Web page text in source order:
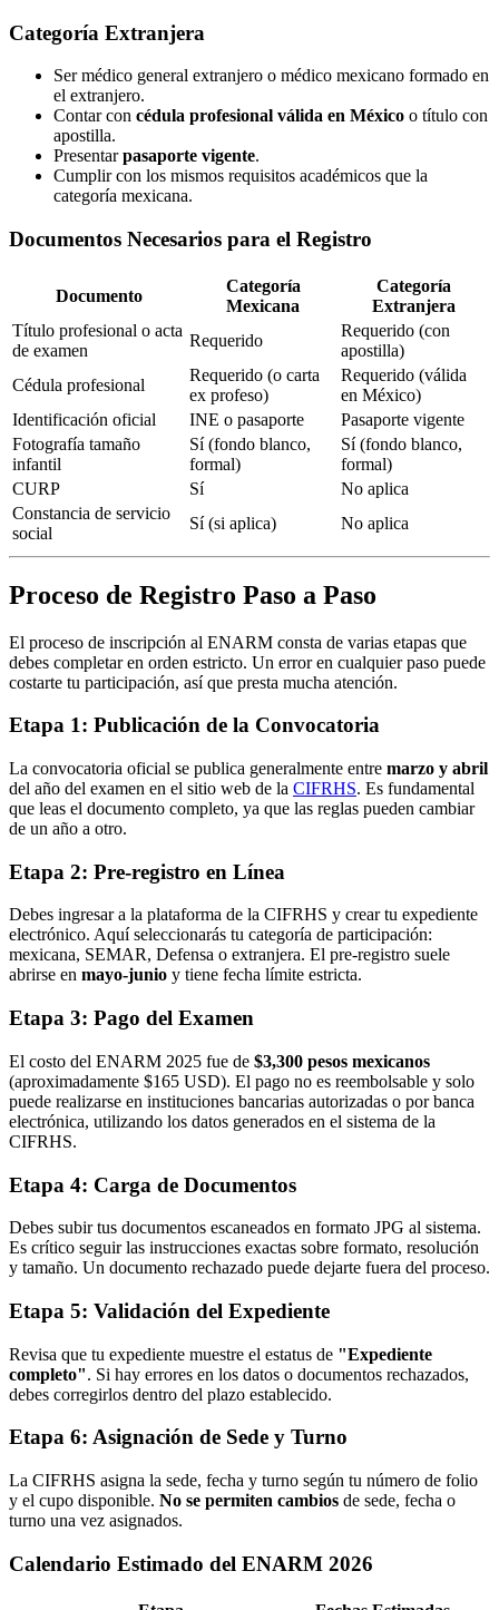
Categoría Extranjera
Ser médico general extranjero o médico mexicano formado en
el extranjero.
Contar con cédula profesional válida en México o título con
apostilla.
Presentarpasaporte vigente.
Cumplir con los mismos requisitos académicos que la
categoría mexicana.
Documentos Necesarios para el Registro
Documento
Categoría
Mexicana
Categoría
Extranjera
Título profesional o acta
de examen
Requerido
Requerido (con
apostilla)
Cédula profesional
Requerido (o carta
ex profeso)
Requerido (válida
en México)
Identificación oficial
INE o pasaporte
Pasaporte vigente
Fotografía tamaño
infantil
Sí (fondo blanco,
formal)
Sí (fondo blanco,
formal)
CURP
Sí
No aplica
Constancia de servicio
social
Sí (si aplica) No aplica
Proceso de Registro Paso a Paso
El proceso de inscripción al ENARM consta de varias etapas que
debes completar en orden estricto. Un error en cualquier paso puede
costarte tu participación, así que presta mucha atención.
Etapa 1: Publicación de la Convocatoria
La convocatoria oficial se publica generalmente entre marzo y abril
del año del examen en el sitio web de la CIFRHS. Es fundamental
que leas el documento completo, ya que las reglas pueden cambiar
de un año a otro.
Etapa 2: Pre-registro en Línea
Debes ingresar a la plataforma de la CIFRHS y crear tu expediente
electrónico. Aquí seleccionarás tu categoría de participación:
mexicana, SEMAR, Defensa o extranjera. El pre-registro suele
abrirse en mayo-junio y tiene fecha límite estricta.
Etapa 3: Pago del Examen
El costo del ENARM 2025 fue de $3,300 pesos mexicanos
(aproximadamente $165 USD). El pago no es reembolsable y solo
puede realizarse en instituciones bancarias autorizadas o por banca
electrónica, utilizando los datos generados en el sistema de la
CIFRHS.
Etapa 4: Carga de Documentos
Debes subir tus documentos escaneados en formato JPG al sistema.
Es crítico seguir las instrucciones exactas sobre formato, resolución
y tamaño. Un documento rechazado puede dejarte fuera del proceso.
Etapa 5: Validación del Expediente
Revisa que tu expediente muestre el estatus de "Expediente
completo". Si hay errores en los datos o documentos rechazados,
debes corregirlos dentro del plazo establecido.
Etapa 6: Asignación de Sede y Turno
La CIFRHS asigna la sede, fecha y turno según tu número de folio
y el cupo disponible. No se permiten cambios de sede, fecha o
turno una vez asignados.
Calendario Estimado del ENARM 2026